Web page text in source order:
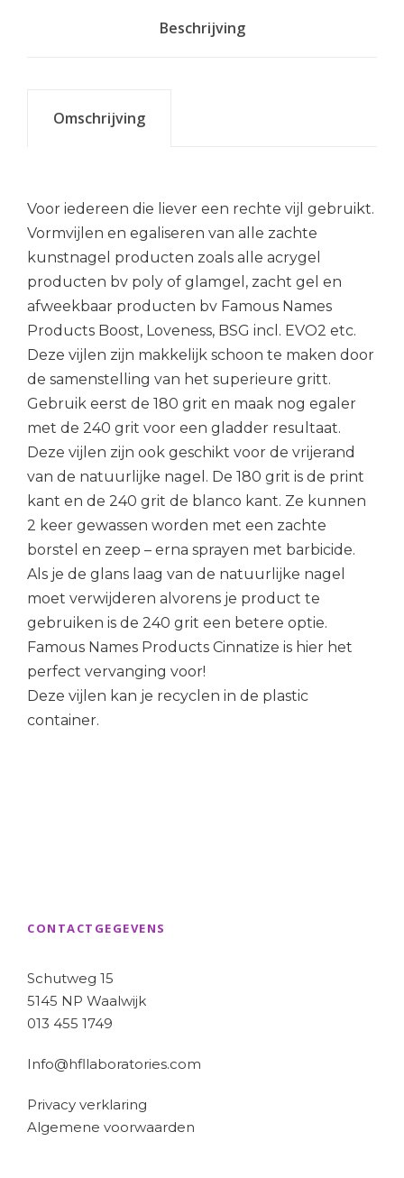
Beschrijving
Omschrijving
Voor iedereen die liever een rechte vijl gebruikt.
Vormvijlen en egaliseren van alle zachte
kunstnagel producten zoals alle acrygel
producten bv poly of glamgel, zacht gel en
afweekbaar producten bv Famous Names
Products Boost, Loveness, BSG incl. EVO2 etc.
Deze vijlen zijn makkelijk schoon te maken door
de samenstelling van het superieure gritt.
Gebruik eerst de 180 grit en maak nog egaler
met de 240 grit voor een gladder resultaat.
Deze vijlen zijn ook geschikt voor de vrijerand
van de natuurlijke nagel. De 180 grit is de print
kant en de 240 grit de blanco kant. Ze kunnen
2 keer gewassen worden met een zachte
borstel en zeep – erna sprayen met barbicide.
Als je de glans laag van de natuurlijke nagel
moet verwijderen alvorens je product te
gebruiken is de 240 grit een betere optie.
Famous Names Products Cinnatize is hier het
perfect vervanging voor!
Deze vijlen kan je recyclen in de plastic
container.
CONTACTGEGEVENS
Schutweg 15
5145 NP Waalwijk
013 455 1749
Info@hfllaboratories.com
Privacy verklaring
Algemene voorwaarden